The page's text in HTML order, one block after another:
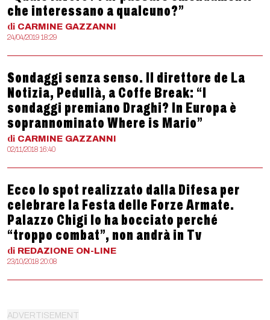
che interessano a qualcuno?”
di CARMINE GAZZANNI
24/04/2019 18:29
Sondaggi senza senso. Il direttore de La
Notizia, Pedullà, a Coffe Break: “I
sondaggi premiano Draghi? In Europa è
soprannominato Where is Mario”
di CARMINE GAZZANNI
02/11/2018 16:40
Ecco lo spot realizzato dalla Difesa per
celebrare la Festa delle Forze Armate.
Palazzo Chigi lo ha bocciato perché
“troppo combat”, non andrà in Tv
di REDAZIONE ON-LINE
23/10/2018 20:08